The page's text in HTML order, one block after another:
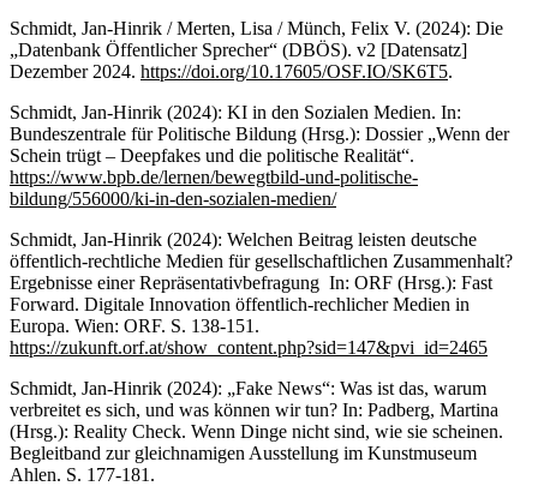
Schmidt, Jan-Hinrik / Merten, Lisa / Münch, Felix V. (2024): Die
„Datenbank Öffentlicher Sprecher“ (DBÖS). v2 [Datensatz]
Dezember 2024. https://doi.org/10.17605/OSF.IO/SK6T5.
Schmidt, Jan-Hinrik (2024): KI in den Sozialen Medien. In:
Bundeszentrale für Politische Bildung (Hrsg.): Dossier „Wenn der
Schein trügt – Deepfakes und die politische Realität“.
https://www.bpb.de/lernen/bewegtbild-und-politische-
bildung/556000/ki-in-den-sozialen-medien/
Schmidt, Jan-Hinrik (2024): Welchen Beitrag leisten deutsche
öffentlich-rechtliche Medien für gesellschaftlichen Zusammenhalt?
Ergebnisse einer Repräsentativbefragung In: ORF (Hrsg.): Fast
Forward. Digitale Innovation öffentlich-rechlicher Medien in
Europa. Wien: ORF. S. 138-151.
https://zukunft.orf.at/show_content.php?sid=147&pvi_id=2465
Schmidt, Jan-Hinrik (2024): „Fake News“: Was ist das, warum
verbreitet es sich, und was können wir tun? In: Padberg, Martina
(Hrsg.): Reality Check. Wenn Dinge nicht sind, wie sie scheinen.
Begleitband zur gleichnamigen Ausstellung im Kunstmuseum
Ahlen. S. 177-181.